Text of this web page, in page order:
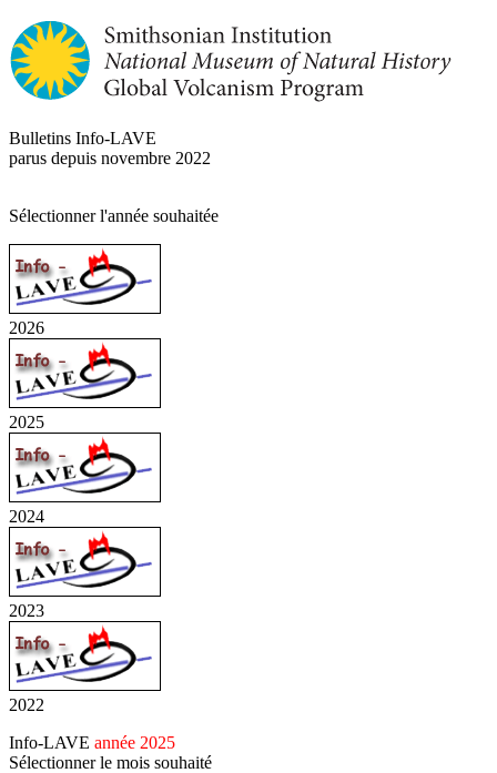
Bulletins Info-LAVE
parus depuis novembre 2022
Sélectionner l'année souhaitée
2026
2025
2024
2023
2022
Info-LAVE année 2025
Sélectionner le mois souhaité